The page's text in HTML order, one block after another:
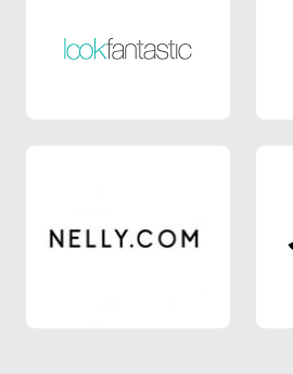
LOOKFANTASTIC SE
Nelly.com